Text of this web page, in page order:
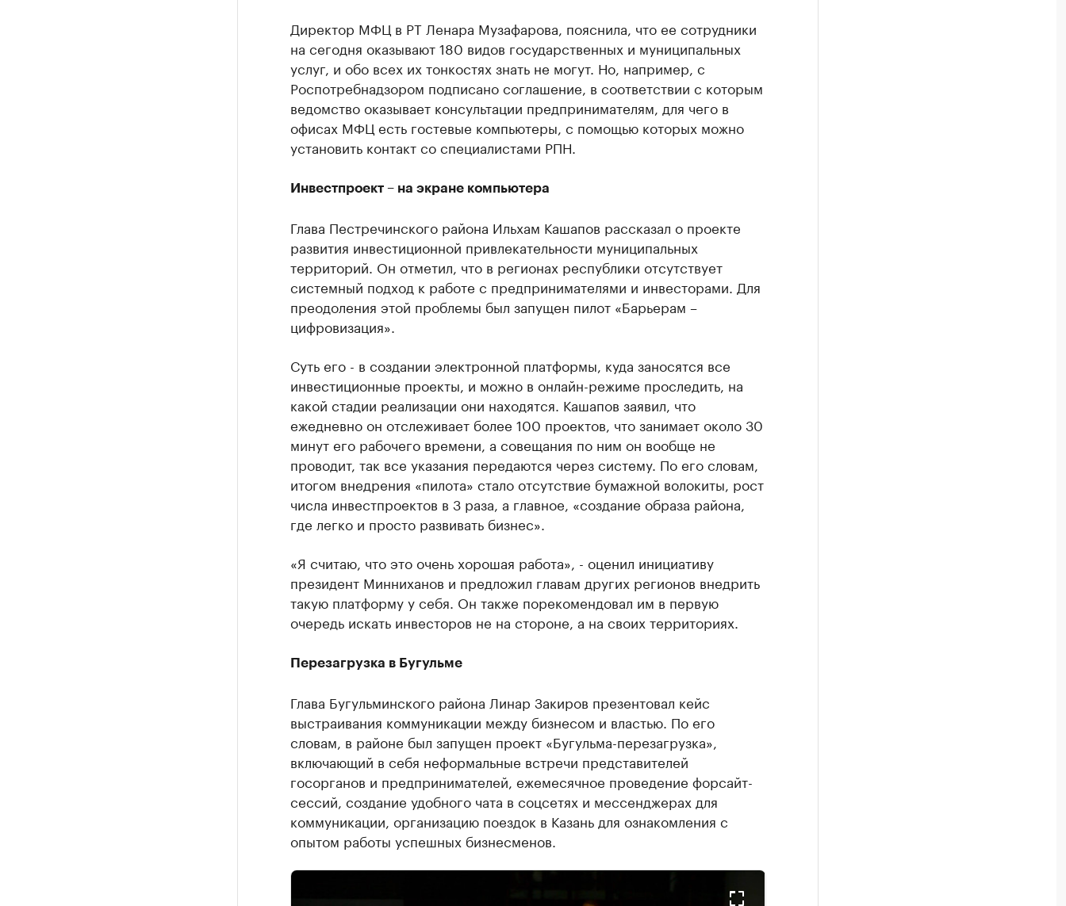
Директор МФЦ в РТ Ленара Музафарова, пояснила, что ее сотрудники
на сегодня оказывают 180 видов государственных и муниципальных
услуг, и обо всех их тонкостях знать не могут. Но, например, с
Роспотребнадзором подписано соглашение, в соответствии с которым
ведомство оказывает консультации предпринимателям, для чего в
офисах МФЦ есть гостевые компьютеры, с помощью которых можно
установить контакт со специалистами РПН.
Инвестпроект – на экране компьютера
Глава Пестречинского района Ильхам Кашапов рассказал о проекте
развития инвестиционной привлекательности муниципальных
территорий. Он отметил, что в регионах республики отсутствует
системный подход к работе с предпринимателями и инвесторами. Для
преодоления этой проблемы был запущен пилот «Барьерам –
цифровизация».
Суть его - в создании электронной платформы, куда заносятся все
инвестиционные проекты, и можно в онлайн-режиме проследить, на
какой стадии реализации они находятся. Кашапов заявил, что
ежедневно он отслеживает более 100 проектов, что занимает около 30
минут его рабочего времени, а совещания по ним он вообще не
проводит, так все указания передаются через систему. По его словам,
итогом внедрения «пилота» стало отсутствие бумажной волокиты, рост
числа инвестпроектов в 3 раза, а главное, «создание образа района,
где легко и просто развивать бизнес».
«Я считаю, что это очень хорошая работа», - оценил инициативу
президент Минниханов и предложил главам других регионов внедрить
такую платформу у себя. Он также порекомендовал им в первую
очередь искать инвесторов не на стороне, а на своих территориях.
Перезагрузка в Бугульме
Глава Бугульминского района Линар Закиров презентовал кейс
выстраивания коммуникации между бизнесом и властью. По его
словам, в районе был запущен проект «Бугульма-перезагрузка»,
включающий в себя неформальные встречи представителей
госорганов и предпринимателей, ежемесячное проведение форсайт-
сессий, создание удобного чата в соцсетях и мессенджерах для
коммуникации, организацию поездок в Казань для ознакомления с
опытом работы успешных бизнесменов.